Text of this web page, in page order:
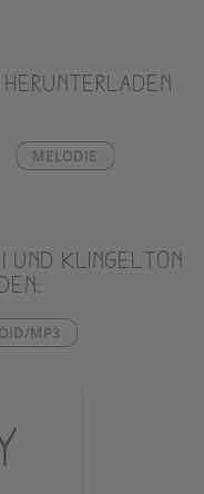
herunterladen
MELODIE
und Klingelton
MP3